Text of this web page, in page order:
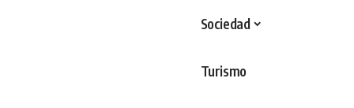
Sociedad
Turismo